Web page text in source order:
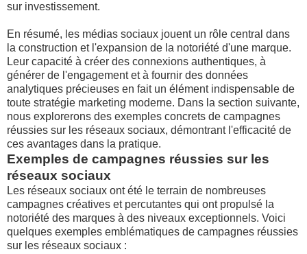
sur investissement.
En résumé, les médias sociaux jouent un rôle central dans
la construction et l'expansion de la notoriété d'une marque.
Leur capacité à créer des connexions authentiques, à
générer de l'engagement et à fournir des données
analytiques précieuses en fait un élément indispensable de
toute stratégie marketing moderne. Dans la section suivante,
nous explorerons des exemples concrets de campagnes
réussies sur les réseaux sociaux, démontrant l'efficacité de
ces avantages dans la pratique.
Exemples de campagnes réussies sur les
réseaux sociaux
Les réseaux sociaux ont été le terrain de nombreuses
campagnes créatives et percutantes qui ont propulsé la
notoriété des marques à des niveaux exceptionnels. Voici
quelques exemples emblématiques de campagnes réussies
sur les réseaux sociaux :